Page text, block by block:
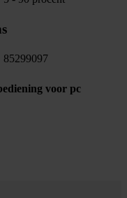
85299097
voor pc